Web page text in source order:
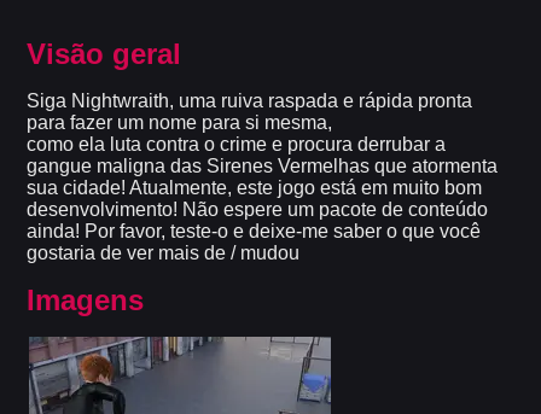
Visão geral
Siga Nightwraith, uma ruiva raspada e rápida pronta
para fazer um nome para si mesma,
como ela luta contra o crime e procura derrubar a
gangue maligna das Sirenes Vermelhas que atormenta
sua cidade! Atualmente, este jogo está em muito bom
desenvolvimento! Não espere um pacote de conteúdo
ainda! Por favor, teste-o e deixe-me saber o que você
gostaria de ver mais de / mudou
Imagens